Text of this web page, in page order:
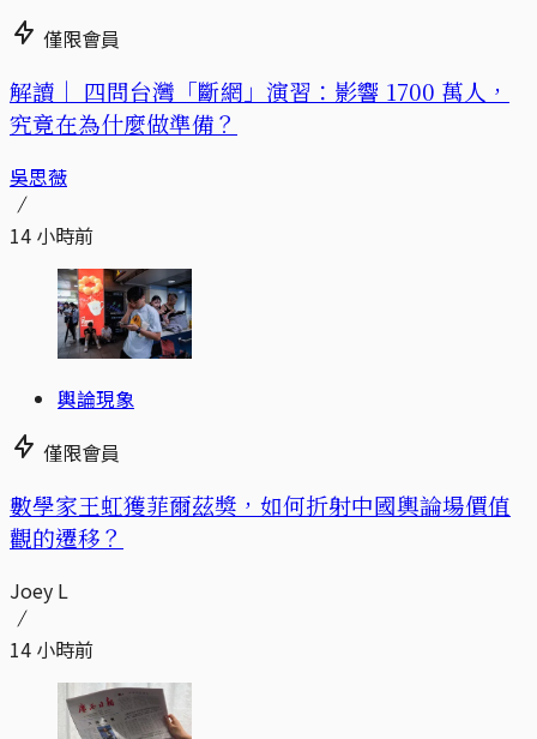
僅限會員
解讀｜ 四問台灣「斷網」演習：影響 1700 萬人，
究竟在為什麼做準備？
吳思薇
14 小時前
輿論現象
僅限會員
數學家王虹獲菲爾茲獎，如何折射中國輿論場價值
觀的遷移？
Joey L
14 小時前